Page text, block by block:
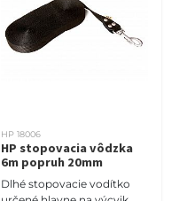
HP 18006
HP stopovacia vôdzka
6m popruh 20mm
Dlhé stopovacie vodítko